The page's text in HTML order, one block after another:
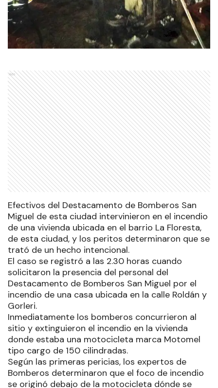
Ads
Efectivos del Destacamento de Bomberos San
Miguel de esta ciudad intervinieron en el incendio
de una vivienda ubicada en el barrio La Floresta,
de esta ciudad, y los peritos determinaron que se
trató de un hecho intencional.
El caso se registró a las 2.30 horas cuando
solicitaron la presencia del personal del
Destacamento de Bomberos San Miguel por el
incendio de una casa ubicada en la calle Roldán y
Gorleri.
Inmediatamente los bomberos concurrieron al
sitio y extinguieron el incendio en la vivienda
donde estaba una motocicleta marca Motomel
tipo cargo de 150 cilindradas.
Según las primeras pericias, los expertos de
Bomberos determinaron que el foco de incendio
se originó debajo de la motocicleta dónde se